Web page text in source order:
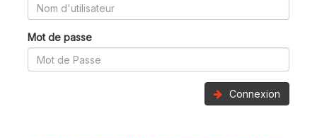
Mot de passe
Connexion